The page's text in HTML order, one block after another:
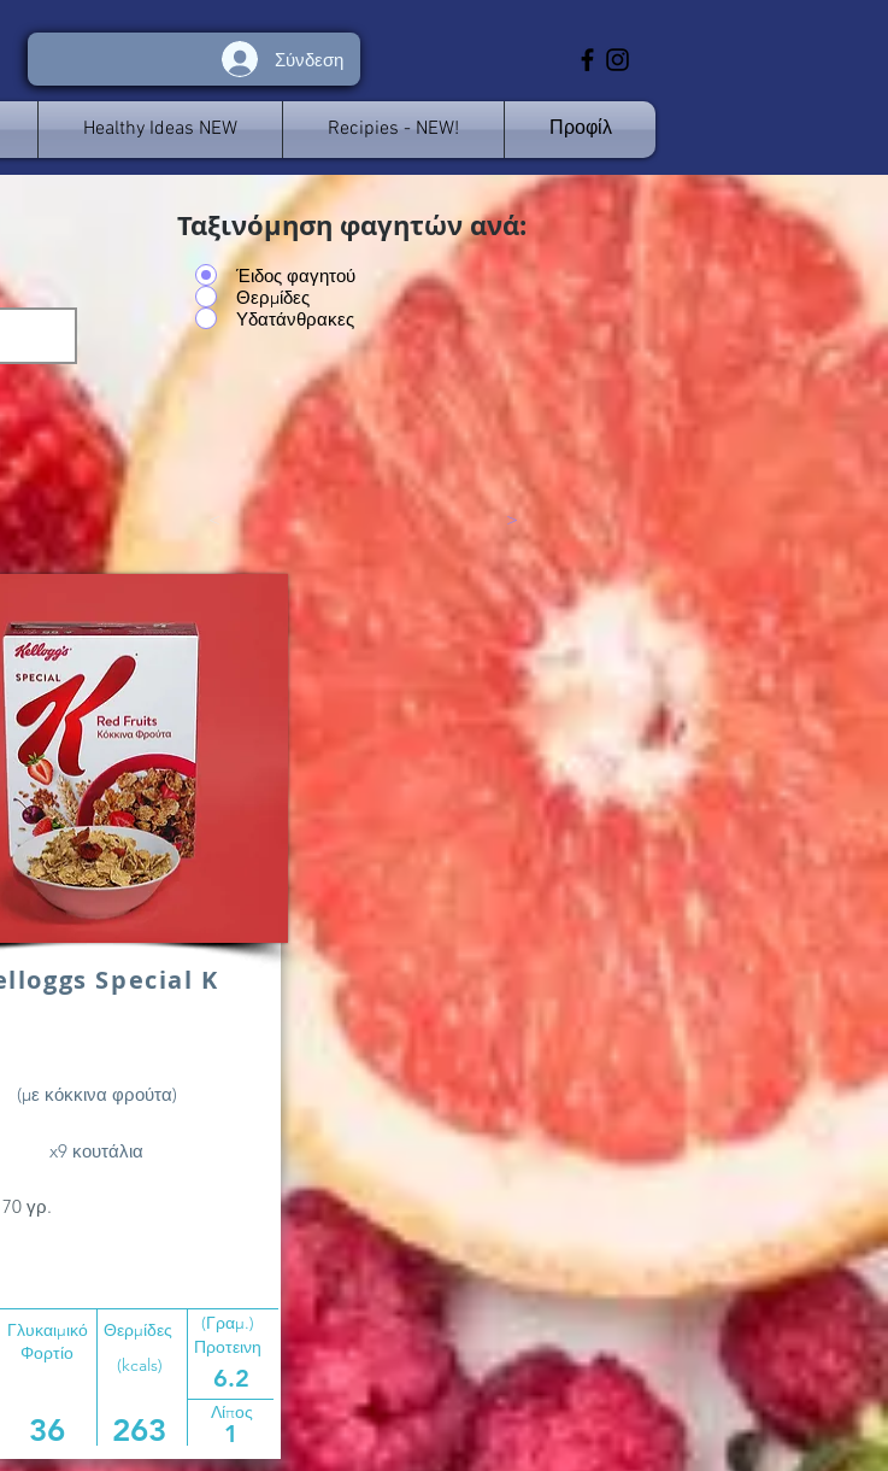
Σύνδεση
Healthy Ideas NEW Recipies - NEW! Προφίλ
Έιδος φαγητού
Θερμίδες
Υδατάνθρακες
Ταξινόμηση φαγητών ανά:
< >
Special K
(με κόκκινα φρούτα)
x9 κουτάλια
70 γρ.
Γλυκαιμικό
Φορτίο
Θερμίδες
(kcals)
Προτεινη
6.2
(Γραμ.)
36 263 Λίπος
1